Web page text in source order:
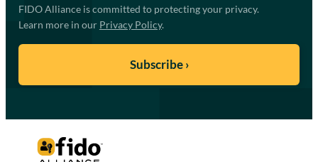
FIDO Alliance is committed to protecting your privacy.
Learn more in our Privacy Policy.